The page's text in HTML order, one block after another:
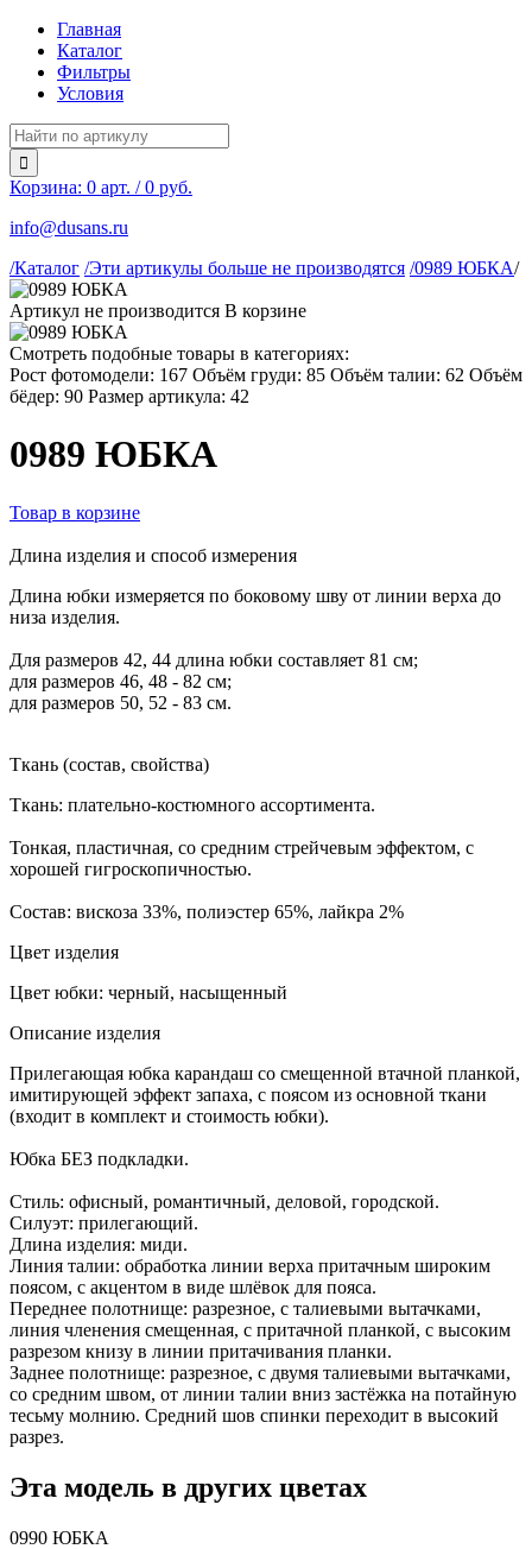
Главная
Каталог
Фильтры
Условия
Корзина: 0 арт. / 0 руб.
info@dusans.ru
/Каталог /Эти артикулы больше не производятся /0989 ЮБКА/
Артикул не производится В корзине
Смотреть подобные товары в категориях:
Рост фотомодели: 167 Объём груди: 85 Объём талии: 62 Объём
бёдер: 90 Размер артикула: 42
0989 ЮБКА
Товар в корзине
Длина изделия и способ измерения
Длина юбки измеряется по боковому шву от линии верха до
низа изделия.
Для размеров 42, 44 длина юбки составляет 81 см;
для размеров 46, 48 - 82 см;
для размеров 50, 52 - 83 см.
Ткань (состав, свойства)
Ткань: плательно-костюмного ассортимента.
Тонкая, пластичная, со средним стрейчевым эффектом, с
хорошей гигроскопичностью.
Состав: вискоза 33%, полиэстер 65%, лайкра 2%
Цвет изделия
Цвет юбки: черный, насыщенный
Описание изделия
Прилегающая юбка карандаш со смещенной втачной планкой,
имитирующей эффект запаха, с поясом из основной ткани
(входит в комплект и стоимость юбки).
Юбка БЕЗ подкладки.
Стиль: офисный, романтичный, деловой, городской.
Силуэт: прилегающий.
Длина изделия: миди.
Линия талии: обработка линии верха притачным широким
поясом, с акцентом в виде шлёвок для пояса.
Переднее полотнище: разрезное, с талиевыми вытачками,
линия членения смещенная, с притачной планкой, с высоким
разрезом книзу в линии притачивания планки.
Заднее полотнище: разрезное, с двумя талиевыми вытачками,
со средним швом, от линии талии вниз застёжка на потайную
тесьму молнию. Средний шов спинки переходит в высокий
разрез.
Эта модель в других цветах
0990 ЮБКА